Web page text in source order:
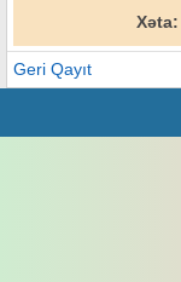
Xəta:
Geri Qayıt